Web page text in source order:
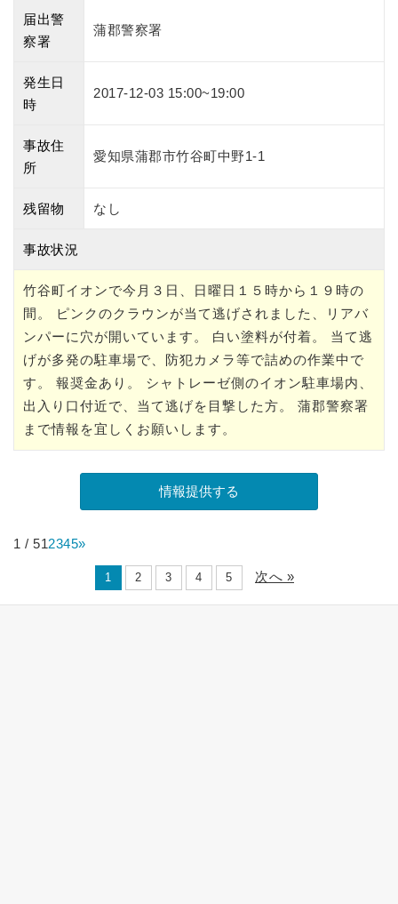
届出警
察署
蒲郡警察署
発生日
時
2017-12-03 15:00~19:00
事故住
所
愛知県蒲郡市竹谷町中野1-1
残留物 なし
事故状況
竹谷町イオンで今月３日、日曜日１５時から１９時の
間。 ピンクのクラウンが当て逃げされました、リアバ
ンパーに穴が開いています。 白い塗料が付着。 当て逃
げが多発の駐車場で、防犯カメラ等で詰めの作業中で
す。 報奨金あり。 シャトレーゼ側のイオン駐車場内、
出入り口付近で、当て逃げを目撃した方。 蒲郡警察署
まで情報を宜しくお願いします。
1 / 512345»
1 2 3 4 5 次へ »